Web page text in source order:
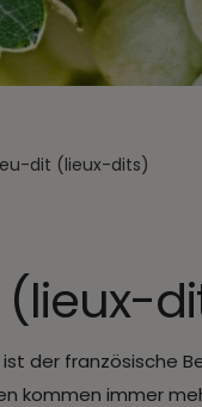
dit (lieux-dits)
der französische
kommen immer